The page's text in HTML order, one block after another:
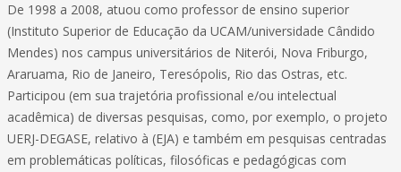
De 1998 a 2008, atuou como professor de ensino superior
(Instituto Superior de Educação da UCAM/universidade Cândido
Mendes) nos campus universitários de Niterói, Nova Friburgo,
Araruama, Rio de Janeiro, Teresópolis, Rio das Ostras, etc.
Participou (em sua trajetória profissional e/ou intelectual
acadêmica) de diversas pesquisas, como, por exemplo, o projeto
UERJ-DEGASE, relativo à (EJA) e também em pesquisas centradas
em problemáticas políticas, filosóficas e pedagógicas com